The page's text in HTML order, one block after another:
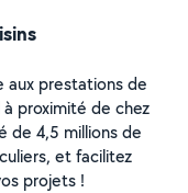
aux prestations de
proximité de chez
de 4,5 millions de
et facilitez
projets !